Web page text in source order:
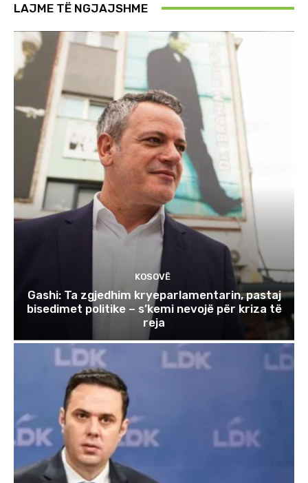
LAJME TË NGJAJSHME
KOSOVË
Gashi: Ta zgjedhim kryeparlamentarin, pastaj
bisedimet politike – s’kemi nevojë për kriza të
reja